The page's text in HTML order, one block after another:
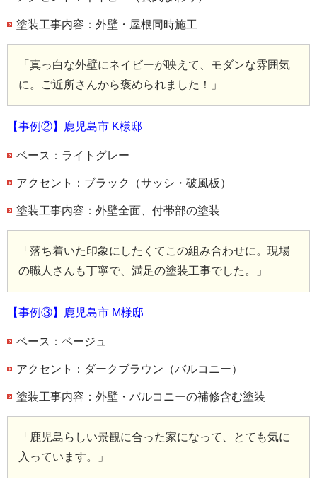
塗装工事内容：外壁・屋根同時施工
「真っ白な外壁にネイビーが映えて、モダンな雰囲気
に。ご近所さんから褒められました！」
【事例②】鹿児島市 K様邸
ベース：ライトグレー
アクセント：ブラック（サッシ・破風板）
塗装工事内容：外壁全面、付帯部の塗装
「落ち着いた印象にしたくてこの組み合わせに。現場
の職人さんも丁寧で、満足の塗装工事でした。」
【事例③】鹿児島市 M様邸
ベース：ベージュ
アクセント：ダークブラウン（バルコニー）
塗装工事内容：外壁・バルコニーの補修含む塗装
「鹿児島らしい景観に合った家になって、とても気に
入っています。」